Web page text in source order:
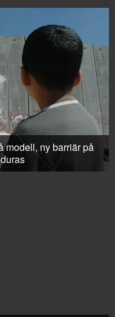
modell, ny barriär på